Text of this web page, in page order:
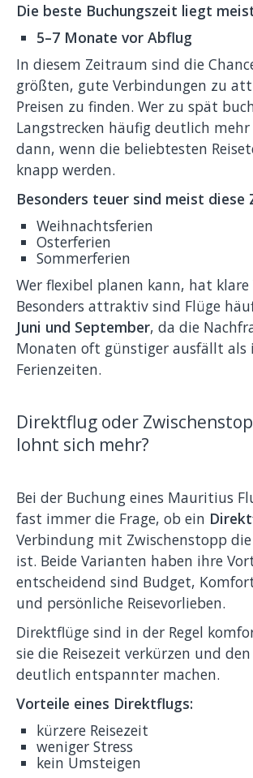
Die beste Buchungszeit liegt
5–7 Monate vor Abflug
In diesem Zeitraum sind die
größten, gute Verbindungen zu
Preisen zu finden. Wer zu spät
Langstrecken häufig deutlich
dann, wenn die beliebtesten
knapp werden.
Besonders teuer sind meist diese
Weihnachtsferien
Osterferien
Sommerferien
Wer flexibel planen kann, hat klare
Besonders attraktiv sind Flüge
Juni und September, da die
Monaten oft günstiger ausfällt als
Ferienzeiten.
Direktflug oder
lohnt sich mehr?
Bei der Buchung eines Mauritius
fast immer die Frage, ob ein
Verbindung mit Zwischenstopp die
ist. Beide Varianten haben ihre
entscheidend sind Budget,
und persönliche Reisevorlieben.
Direktflüge sind in der Regel
sie die Reisezeit verkürzen und
deutlich entspannter machen.
Vorteile eines Direktflugs:
kürzere Reisezeit
weniger Stress
kein Umsteigen